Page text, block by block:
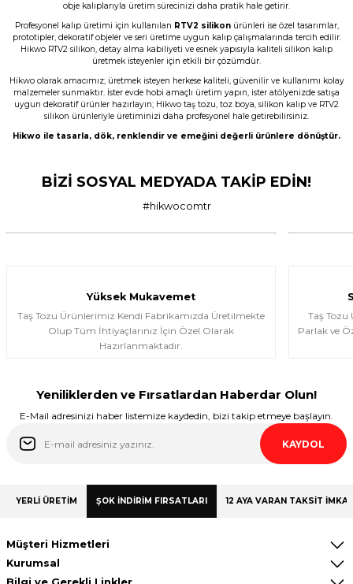
obje kalıplarıyla üretim sürecinizi daha pratik hale getirir.
Profesyonel kalıp üretimi için kullanılan RTV2 silikonürünleri ise özel tasarımlar,
prototipler, dekoratif objeler ve seri üretime uygun kalıp çalışmalarında tercih edilir.
Hikwo RTV2 silikon, detay alma kabiliyeti ve esnek yapısıyla kaliteli silikon kalıp
üretmek isteyenler için etkili bir çözümdür.
Hikwo olarak amacımız; üretmek isteyen herkese kaliteli, güvenilir ve kullanımı kolay
malzemeler sunmaktır. İster evde hobi amaçlı üretim yapın, ister atölyenizde satışa
uygun dekoratif ürünler hazırlayın; Hikwo taş tozu, toz boya, silikon kalıp ve RTV2
silikon ürünleriyle üretiminizi daha profesyonel hale getirebilirsiniz.
Hikwo ile tasarla, dök, renklendir ve emeğini değerli ürünlere dönüştür.
BİZİ SOSYAL MEDYADA TAKİP EDİN!
#hikwocomtr
Yüksek Mukavemet
Taş Tozu Ürünlerimiz Kendi Fabrikamızda Üretilmekte
Olup Tüm İhtiyaçlarınız İçin Özel Olarak
Hazırlanmaktadır.
Taş
Parlak ve
Yeniliklerden ve Fırsatlardan Haberdar Olun!
E-Mail adresinizi haber listemize kaydedin, bizi takip etmeye başlayın.
KAYDOL
YERLİ ÜRETİM ŞOK İNDİRİM FIRSATLARI 12 AYA VARAN TAKSİT
Müşteri Hizmetleri
Kurumsal